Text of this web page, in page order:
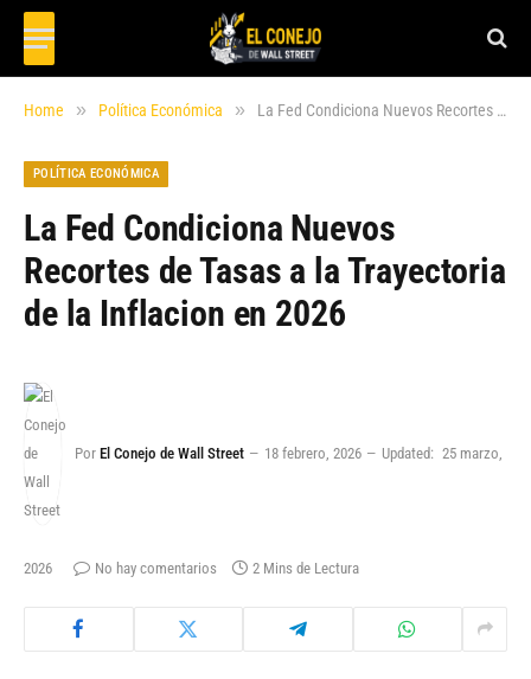
Home » Política Económica » La Fed Condiciona Nuevos Recortes de Tasas a la Trayectoria de la Inflacion en 2026
POLÍTICA ECONÓMICA
La Fed Condiciona Nuevos
Recortes de Tasas a la Trayectoria
de la Inflacion en 2026
Por El Conejo de Wall Street 18 febrero, 2026 Updated: 25 marzo,
2026 No hay comentarios 2 Mins de Lectura